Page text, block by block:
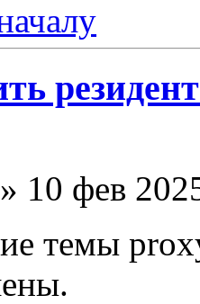
» 10 фев
темы